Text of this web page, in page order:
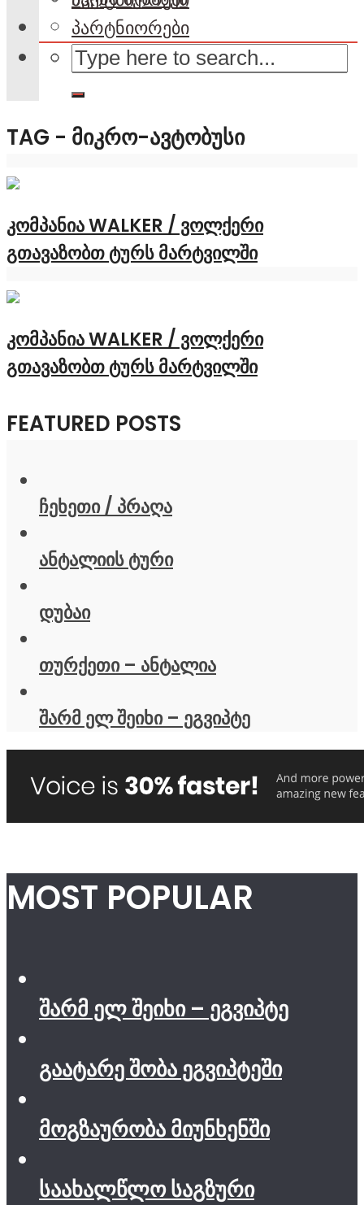
პარტნიორები
TAG - ᲛᲘᲙᲠᲝ-ᲐᲕᲢᲝᲑᲣᲡᲘ
კომპანია WALKER / ვოლქერი
გთავაზობთ ტურს მარტვილში
კომპანია WALKER / ვოლქერი
გთავაზობთ ტურს მარტვილში
FEATURED POSTS
ჩეხეთი / პრაღა
ანტალიის ტური
დუბაი
თურქეთი – ანტალია
შარმ ელ შეიხი – ეგვიპტე
MOST POPULAR
შარმ ელ შეიხი – ეგვიპტე
გაატარე შობა ეგვიპტეში
მოგზაურობა მიუნხენში
საახალწლო საგზური